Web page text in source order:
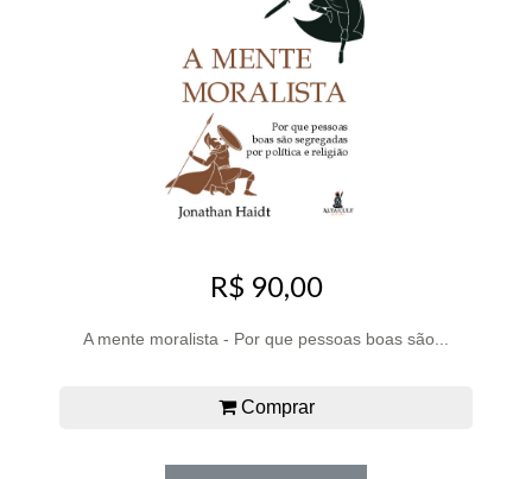
R$ 90,00
A mente moralista - Por que pessoas boas são...
Comprar